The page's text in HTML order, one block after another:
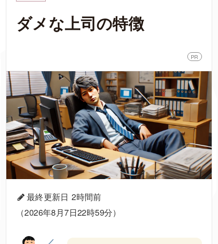
ダメな上司の特徴
PR
最終更新日 2時間前
（2026年8月7日22時59分）